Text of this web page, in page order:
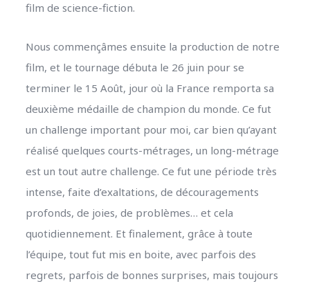
film de science-fiction.
Nous commençâmes ensuite la production de notre
film, et le tournage débuta le 26 juin pour se
terminer le 15 Août, jour où la France remporta sa
deuxième médaille de champion du monde. Ce fut
un challenge important pour moi, car bien qu’ayant
réalisé quelques courts-métrages, un long-métrage
est un tout autre challenge. Ce fut une période très
intense, faite d’exaltations, de découragements
profonds, de joies, de problèmes… et cela
quotidiennement. Et finalement, grâce à toute
l’équipe, tout fut mis en boite, avec parfois des
regrets, parfois de bonnes surprises, mais toujours